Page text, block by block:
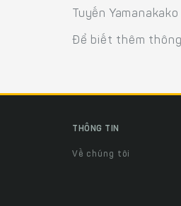
Tuyến
Để biết thêm
THÔNG TIN
Về chúng tôi